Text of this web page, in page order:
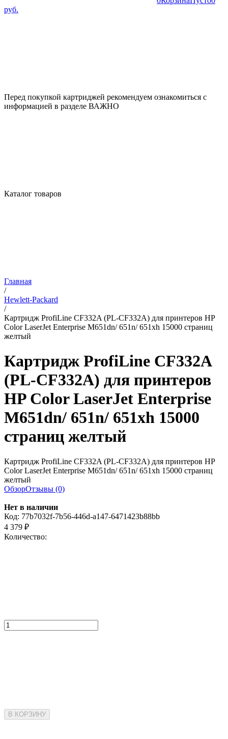
руб.
Перед покупкой картриджей рекомендуем ознакомиться с
информацией в разделе ВАЖНО
Каталог товаров
Главная
/
Hewlett-Packard
/
Картридж ProfiLine CF332A (PL-CF332A) для принтеров HP
Color LaserJet Enterprise M651dn/ 651n/ 651xh 15000 страниц
желтый
Картридж ProfiLine CF332A
(PL-CF332A) для принтеров
HP Color LaserJet Enterprise
M651dn/ 651n/ 651xh 15000
страниц желтый
Картридж ProfiLine CF332A (PL-CF332A) для принтеров HP
Color LaserJet Enterprise M651dn/ 651n/ 651xh 15000 страниц
желтый
ОбзорОтзывы (0)
Нет в наличии
Код: 77b7032f-7b56-446d-a147-6471423b88bb
4 379 ₽
Количество:
В КОРЗИНУ